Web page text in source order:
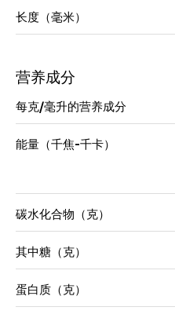
长度（毫米）
营养成分
每克/毫升的营养成分
能量（千焦-千卡）
碳水化合物（克）
其中糖（克）
蛋白质（克）